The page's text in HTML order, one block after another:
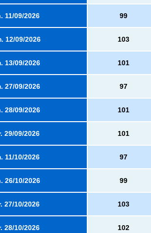
11/09/2026 99
12/09/2026 103
13/09/2026 101
27/09/2026 97
28/09/2026 101
29/09/2026 101
11/10/2026 97
26/10/2026 99
27/10/2026 103
28/10/2026 102